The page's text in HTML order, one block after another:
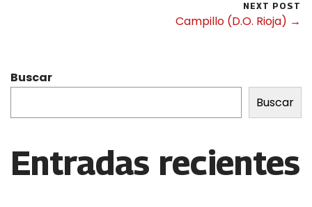
NEXT POST
Campillo (D.O. Rioja) →
Buscar
Buscar
Entradas recientes